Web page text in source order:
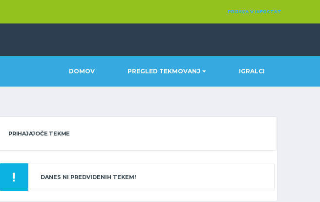
PRIJAVA V INFOSTAT
DOMOV PREGLED TEKMOVANJ IGRALCI
PRIHAJAJOČE TEKME
DANES NI PREDVIDENIH TEKEM!